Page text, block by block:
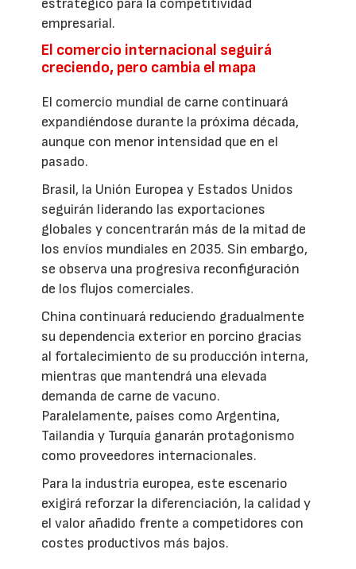
empresarial.
El comercio internacional seguirá
creciendo, pero cambia el mapa
El comercio mundial de carne continuará
expandiéndose durante la próxima década,
aunque con menor intensidad que en el
pasado.
Brasil, la Unión Europea y Estados Unidos
seguirán liderando las exportaciones
globales y concentrarán más de la mitad de
los envíos mundiales en 2035. Sin embargo,
se observa una progresiva reconfiguración
de los flujos comerciales.
China continuará reduciendo gradualmente
su dependencia exterior en porcino gracias
al fortalecimiento de su producción interna,
mientras que mantendrá una elevada
demanda de carne de vacuno.
Paralelamente, países como Argentina,
Tailandia y Turquía ganarán protagonismo
como proveedores internacionales.
Para la industria europea, este escenario
exigirá reforzar la diferenciación, la calidad y
el valor añadido frente a competidores con
costes productivos más bajos.